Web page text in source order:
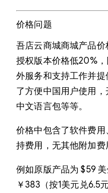
价格问题
吾店云商城商城产品
授权版本价格低20%
外服务和支持工作并
了方便中国用户使用，
中文语言包等等。
价格中包含了软件费
持费用，无其他附加费
例如原版产品为 $59
￥383（按1美元兑6.5